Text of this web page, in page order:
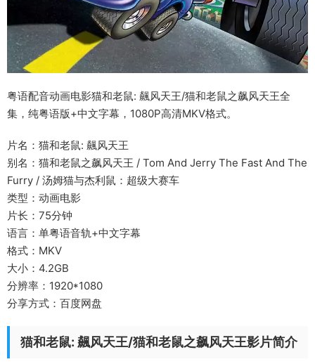
粤语配音动画电影猫和老鼠: 飆风天王/猫和老鼠之飙风天王全
集，纯粤语版+中文字幕，1080P高清MKV格式。
片名：猫和老鼠: 飆风天王
别名：猫和老鼠之飙风天王 / Tom And Jerry The Fast And The
Furry / 汤姆猫与杰利鼠：超级大赛车
类型：动画电影
片长：75分钟
语言：单粤语音轨+中文字幕
格式：MKV
大小：4.2GB
分辨率：1920*1080
分享方式：百度网盘
猫和老鼠: 飆风天王/猫和老鼠之飙风天王影片简介